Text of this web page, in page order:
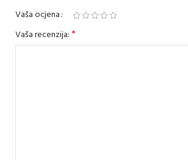
Vaša ocjena
Vaša recenzija:*